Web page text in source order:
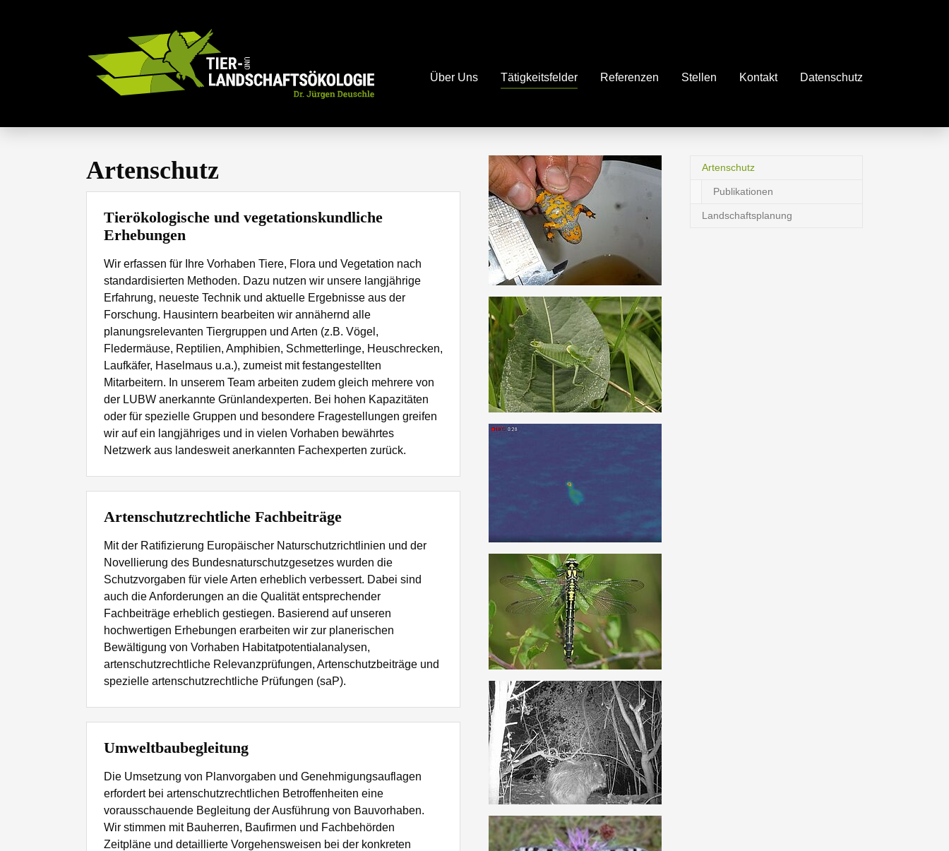
Über Uns Tätigkeitsfelder Referenzen Stellen Kontakt Datenschutz
Artenschutz
Publikationen
Landschaftsplanung
Artenschutz
Tierökologische und vegetationskundliche
Erhebungen
Wir erfassen für Ihre Vorhaben Tiere, Flora und Vegetation nach
standardisierten Methoden. Dazu nutzen wir unsere langjährige
Erfahrung, neueste Technik und aktuelle Ergebnisse aus der
Forschung. Hausintern bearbeiten wir annähernd alle
planungsrelevanten Tiergruppen und Arten (z.B. Vögel,
Fledermäuse, Reptilien, Amphibien, Schmetterlinge, Heuschrecken,
Laufkäfer, Haselmaus u.a.), zumeist mit festangestellten
Mitarbeitern. In unserem Team arbeiten zudem gleich mehrere von
der LUBW anerkannte Grünlandexperten. Bei hohen Kapazitäten
oder für spezielle Gruppen und besondere Fragestellungen greifen
wir auf ein langjähriges und in vielen Vorhaben bewährtes
Netzwerk aus landesweit anerkannten Fachexperten zurück.
Artenschutzrechtliche Fachbeiträge
Mit der Ratifizierung Europäischer Naturschutzrichtlinien und der
Novellierung des Bundesnaturschutzgesetzes wurden die
Schutzvorgaben für viele Arten erheblich verbessert. Dabei sind
auch die Anforderungen an die Qualität entsprechender
Fachbeiträge erheblich gestiegen. Basierend auf unseren
hochwertigen Erhebungen erarbeiten wir zur planerischen
Bewältigung von Vorhaben Habitatpotentialanalysen,
artenschutzrechtliche Relevanzprüfungen, Artenschutzbeiträge und
spezielle artenschutzrechtliche Prüfungen (saP).
Umweltbaubegleitung
Die Umsetzung von Planvorgaben und Genehmigungsauflagen
erfordert bei artenschutzrechtlichen Betroffenheiten eine
vorausschauende Begleitung der Ausführung von Bauvorhaben.
Wir stimmen mit Bauherren, Baufirmen und Fachbehörden
Zeitpläne und detaillierte Vorgehensweisen bei der konkreten